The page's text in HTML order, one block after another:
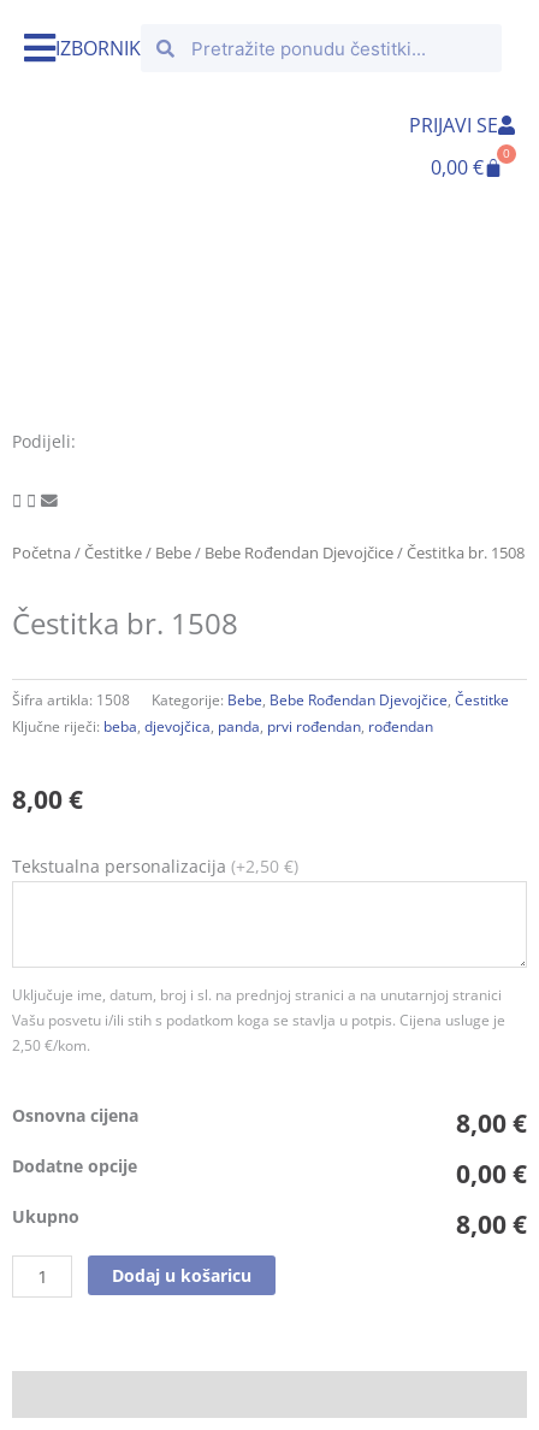
IZBORNIKSearchSearch
PRIJAVI SE
0,00€
0
Cart
Podijeli:
Početna /Čestitke/ Bebe/ Bebe Rođendan Djevojčice/ Čestitka br. 1508
Čestitka br. 1508
Šifra artikla: 1508 Kategorije: Bebe, Bebe Rođendan Djevojčice, Čestitke
Ključne riječi: beba, djevojčica, panda, prvi rođendan, rođendan
8,00€
Tekstualna personalizacija (+2,50 €)
Uključuje ime, datum, broj i sl. na prednjoj stranici a na unutarnjoj stranici
Vašu posvetu i/ili stih s podatkom koga se stavlja u potpis. Cijena usluge je
2,50 €/kom.
Osnovna cijena 8,00 €
Dodatne opcije 0,00 €
Ukupno 8,00 €
Čestitka
Dodaj u košaricu